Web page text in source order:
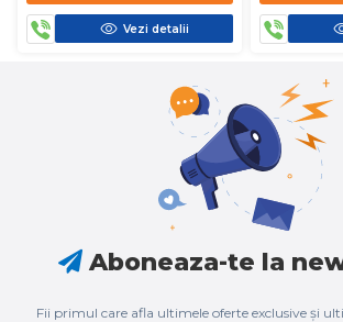
Vezi detalii
Aboneaza-te la
Fii primul care afla ultimele oferte exclusive și